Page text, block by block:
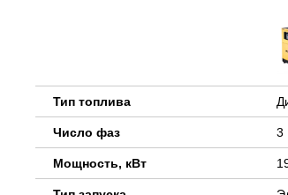
Тип топлива
Число фаз
Мощность, кВт
3